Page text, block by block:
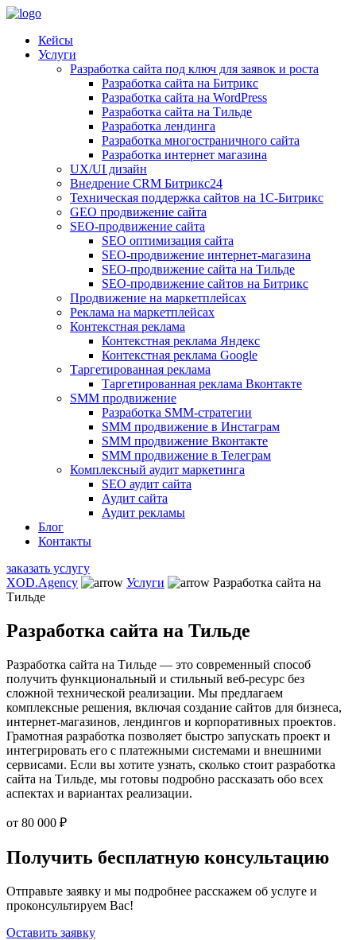
Кейсы
Услуги
Разработка сайта под ключ для заявок и роста
Разработка сайта на Битрикс
Разработка сайта на WordPress
Разработка сайта на Тильде
Разработка лендинга
Разработка многостраничного сайта
Разработка интернет магазина
UX/UI дизайн
Внедрение CRM Битрикс24
Техническая поддержка сайтов на 1С-Битрикс
GEO продвижение сайта
SEO-продвижение сайта
SEO оптимизация сайта
SEO-продвижение интернет-магазина
SEO-продвижение сайта на Тильде
SEO-продвижение сайтов на Битрикс
Продвижение на маркетплейсах
Реклама на маркетплейсах
Контекстная реклама
Контекстная реклама Яндекс
Контекстная реклама Google
Таргетированная реклама
Таргетированная реклама Вконтакте
SMM продвижение
Разработка SMM-стратегии
SMM продвижение в Инстаграм
SMM продвижение Вконтакте
SMM продвижение в Телеграм
Комплексный аудит маркетинга
SEO аудит сайта
Аудит сайта
Аудит рекламы
Блог
Контакты
заказать услугу
XOD.Agency
Услуги
Разработка сайта на
Тильде
Разработка сайта на Тильде
Разработка сайта на Тильде — это современный способ
получить функциональный и стильный веб-ресурс без
сложной технической реализации. Мы предлагаем
комплексные решения, включая создание сайтов для бизнеса,
интернет-магазинов, лендингов и корпоративных проектов.
Грамотная разработка позволяет быстро запускать проект и
интегрировать его с платежными системами и внешними
сервисами. Если вы хотите узнать, сколько стоит разработка
сайта на Тильде, мы готовы подробно рассказать обо всех
аспектах и вариантах реализации.
от 80 000 ₽
Получить бесплатную консультацию
Отправьте заявку и мы подробнее расскажем об услуге и
проконсультируем Вас!
Оставить заявку